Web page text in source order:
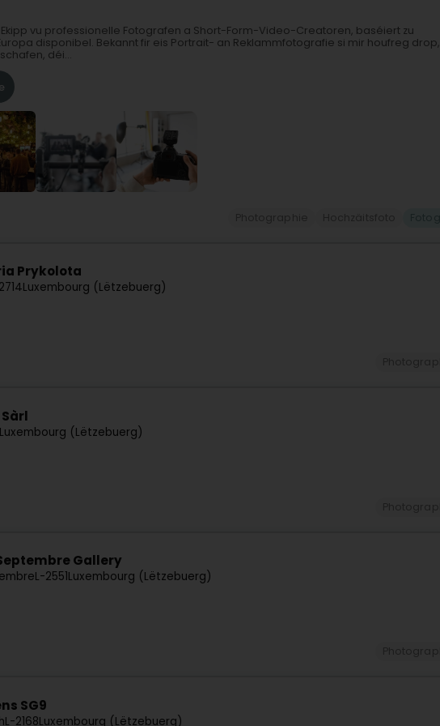
vu professionelle Fotografen a Short-Form-Video-Creatoren, baséiert zu
disponibel. Bekannt fir eis Portrait- an Reklammfotografie si mir houfreg drop,
déi...
Prykolota
Luxembourg (Lëtzebuerg)
Luxembourg (Lëtzebuerg)
Gallery
L-2551Luxembourg (Lëtzebuerg)
SG9
L-2168Luxembourg (Lëtzebuerg)